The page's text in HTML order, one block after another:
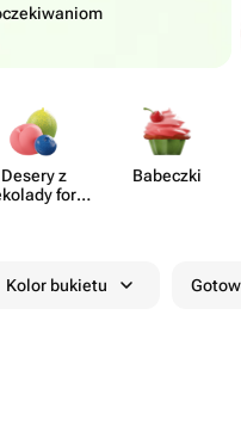
Desery z
form​
Babeczki
Kolor bukietu